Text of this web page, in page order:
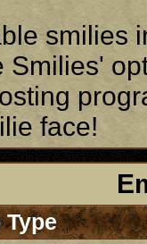
smilies
Smilies'
face!